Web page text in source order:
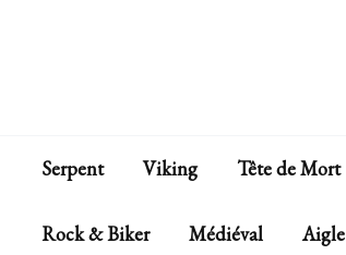
Serpent Viking Tête de Mort
Rock & Biker Médiéval Aigle